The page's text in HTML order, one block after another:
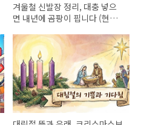
겨울철 신발장 정리, 대충 넣으
면 내년에 곰팡이 핍니다 (현직